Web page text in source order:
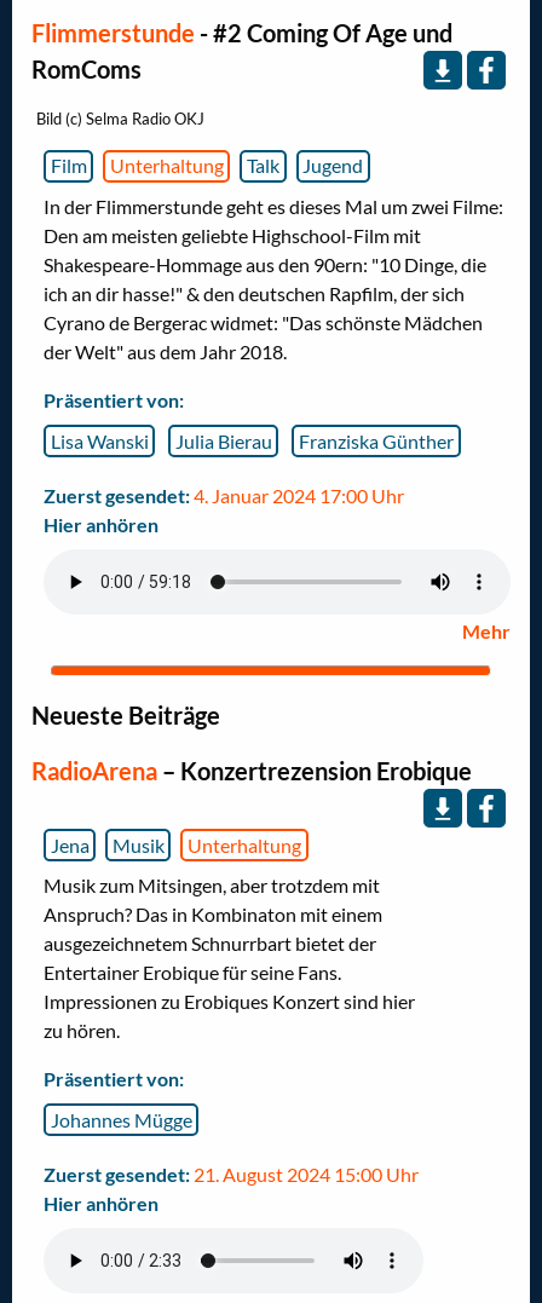
Flimmerstunde - #2 Coming Of Age und
RomComs
Bild (c) Selma Radio OKJ
Film Unterhaltung Talk
Jugend
In der Flimmerstunde geht es dieses Mal um zwei Filme:
Den am meisten geliebte Highschool-Film mit
Shakespeare-Hommage aus den 90ern: "10 Dinge, die
ich an dir hasse!" & den deutschen Rapfilm, der sich
Cyrano de Bergerac widmet: "Das schönste Mädchen
der Welt" aus dem Jahr 2018.
Präsentiert von:
Lisa Wanski
Julia Bierau Franziska Günther
Zuerst gesendet:4. Januar 2024 17:00 Uhr
Hier anhören
Mehr
Neueste Beiträge
RadioArena – Konzertrezension Erobique
Jena Musik
Unterhaltung
Musik zum Mitsingen, aber trotzdem mit
Anspruch? Das in Kombinaton mit einem
ausgezeichnetem Schnurrbart bietet der
Entertainer Erobique für seine Fans.
Impressionen zu Erobiques Konzert sind hier
zu hören.
Präsentiert von:
Johannes Mügge
Zuerst gesendet: 21. August 2024 15:00 Uhr
Hier anhören